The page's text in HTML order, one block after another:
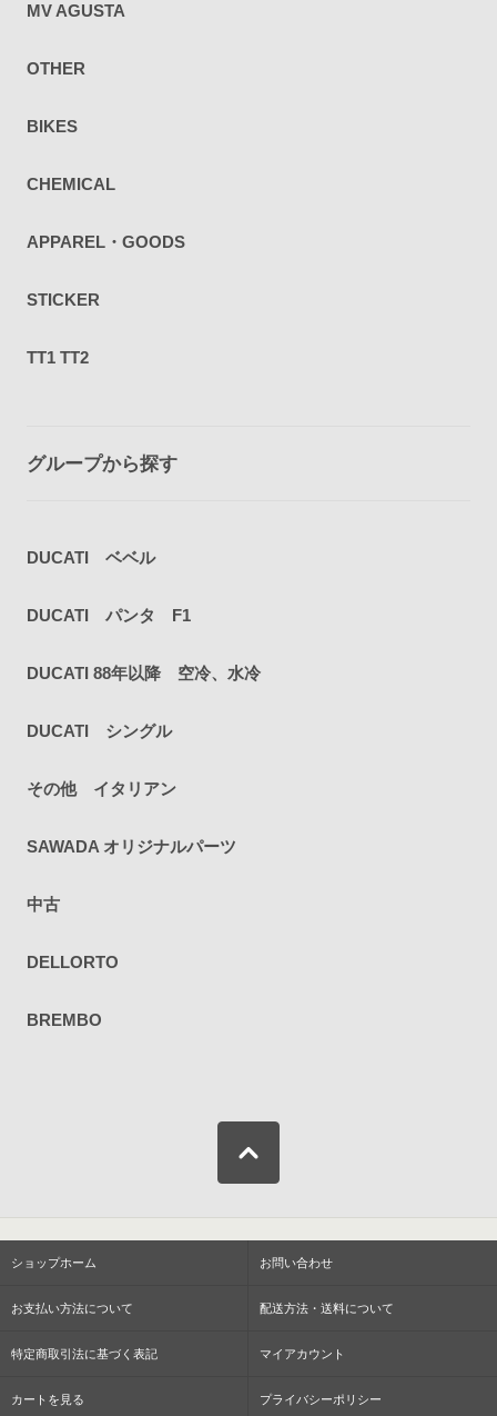
MV AGUSTA
OTHER
BIKES
CHEMICAL
APPAREL・GOODS
STICKER
TT1 TT2
グループから探す
DUCATI ベベル
DUCATI パンタ F1
DUCATI 88年以降 空冷、水冷
DUCATI シングル
その他 イタリアン
SAWADA オリジナルパーツ
中古
DELLORTO
BREMBO
ショップホーム お問い合わせ
お支払い方法について 配送方法・送料について
特定商取引法に基づく表記 マイアカウント
カートを見る プライバシーポリシー